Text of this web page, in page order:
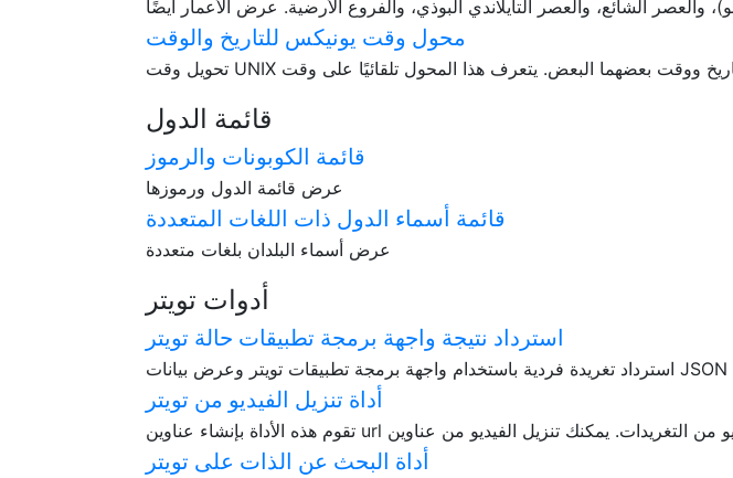
محول وقت يونيكس للتاريخ والوقت
قائمة الدول
قائمة الكوبونات والرموز
عرض قائمة الدول ورموزها
قائمة أسماء الدول ذات اللغات المتعددة
عرض أسماء البلدان بلغات متعددة
أدوات تويتر
استرداد نتيجة واجهة برمجة تطبيقات حالة تويتر
أداة تنزيل الفيديو من تويتر
أداة البحث عن الذات على تويتر